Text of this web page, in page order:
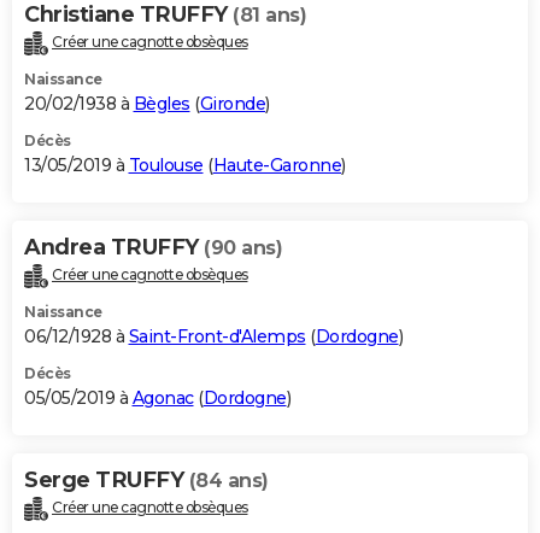
Christiane TRUFFY (81 ans)
Créer une cagnotte obsèques
Naissance
20/02/1938 à Bègles (Gironde)
Décès
13/05/2019 à Toulouse (Haute-Garonne)
Andrea TRUFFY (90 ans)
Créer une cagnotte obsèques
Naissance
06/12/1928 à Saint-Front-d'Alemps (Dordogne)
Décès
05/05/2019 à Agonac(Dordogne)
Serge TRUFFY (84 ans)
Créer une cagnotte obsèques